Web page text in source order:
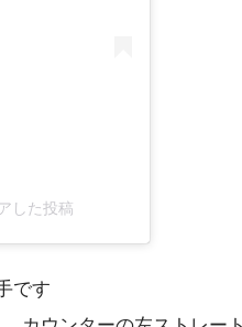
した投稿
です